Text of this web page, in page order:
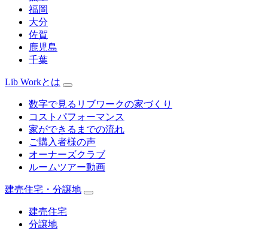
福岡
大分
佐賀
鹿児島
千葉
Lib Workとは
数字で見るリブワークの家づくり
コストパフォーマンス
家ができるまでの流れ
ご購入者様の声
オーナーズクラブ
ルームツアー動画
建売住宅・分譲地
建売住宅
分譲地